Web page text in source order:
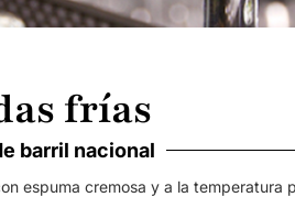
frías
barril nacional
espuma cremosa y a la temperatura